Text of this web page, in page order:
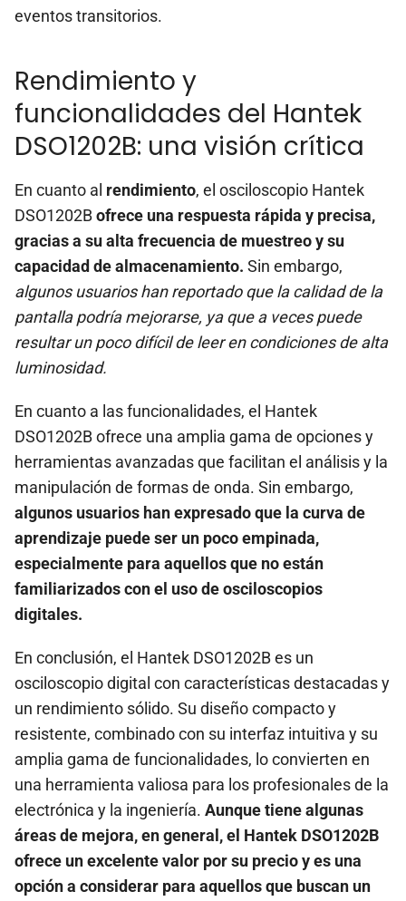
eventos transitorios.
Rendimiento y
funcionalidades del Hantek
DSO1202B: una visión crítica
En cuanto al rendimiento, el osciloscopio Hantek
DSO1202Bofrece una respuesta rápida y precisa,
gracias a su alta frecuencia de muestreo y su
capacidad de almacenamiento. Sin embargo,
algunos usuarios han reportado que la calidad de la
pantalla podría mejorarse, ya que a veces puede
resultar un poco difícil de leer en condiciones de alta
luminosidad.
En cuanto a las funcionalidades, el Hantek
DSO1202B ofrece una amplia gama de opciones y
herramientas avanzadas que facilitan el análisis y la
manipulación de formas de onda. Sin embargo,
algunos usuarios han expresado que la curva de
aprendizaje puede ser un poco empinada,
especialmente para aquellos que no están
familiarizados con el uso de osciloscopios
digitales.
En conclusión, el Hantek DSO1202B es un
osciloscopio digital con características destacadas y
un rendimiento sólido. Su diseño compacto y
resistente, combinado con su interfaz intuitiva y su
amplia gama de funcionalidades, lo convierten en
una herramienta valiosa para los profesionales de la
electrónica y la ingeniería. Aunque tiene algunas
áreas de mejora, en general, el Hantek DSO1202B
ofrece un excelente valor por su precio y es una
opción a considerar para aquellos que buscan un